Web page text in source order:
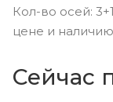
Кол-во осей:
цене и
Сейчас